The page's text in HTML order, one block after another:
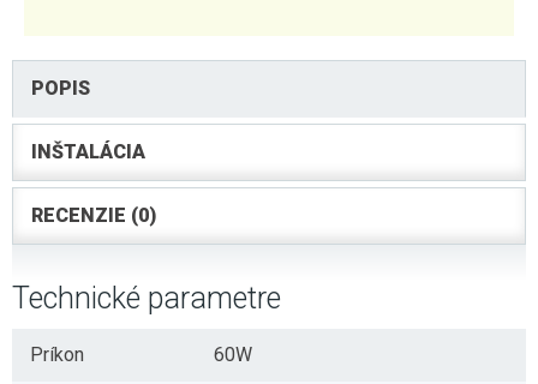
POPIS
INŠTALÁCIA
RECENZIE (0)
Technické parametre
Príkon 60W